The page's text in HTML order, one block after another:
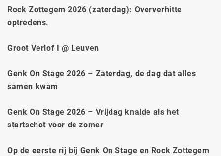
Rock Zottegem 2026 (zaterdag): Oververhitte
optredens.
Groot Verlof I @ Leuven
Genk On Stage 2026 – Zaterdag, de dag dat alles
samen kwam
Genk On Stage 2026 – Vrijdag knalde als het
startschot voor de zomer
Op de eerste rij bij Genk On Stage en Rock Zottegem